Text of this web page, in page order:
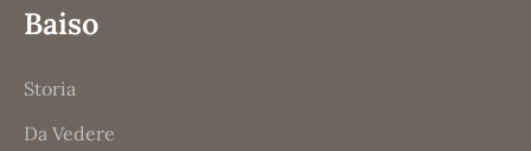
Baiso
Storia
Da Vedere